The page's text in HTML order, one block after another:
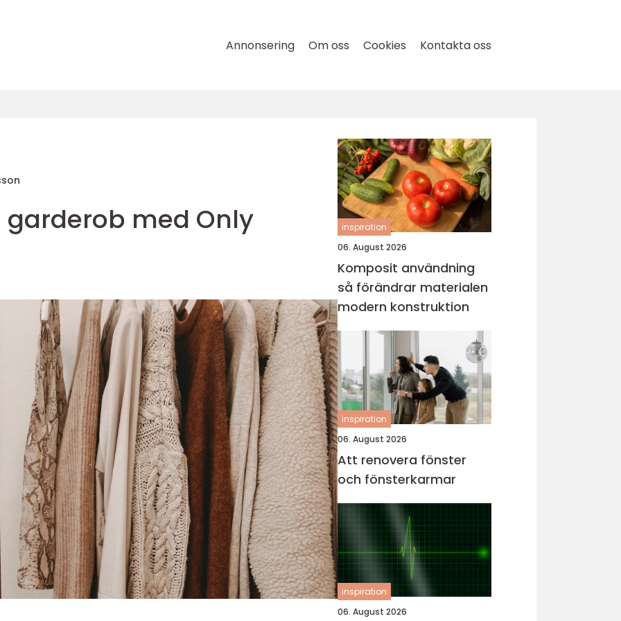
Annonsering Om oss Cookies Kontakta oss
med Only
inspiration
06. August 2026
Komposit användning
så förändrar materialen
modern konstruktion
inspiration
06. August 2026
Att renovera fönster
och fönsterkarmar
inspiration
06. August 2026